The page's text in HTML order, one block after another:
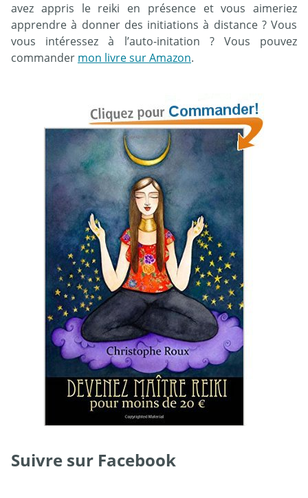
avez appris le reiki en présence et vous aimeriez
apprendre à donner des initiations à distance ? Vous
vous intéressez à l’auto-initation ? Vous pouvez
commander mon livre sur Amazon.
Suivre sur Facebook